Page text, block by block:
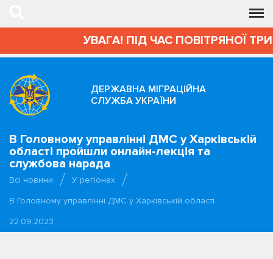
УВАГА! ПІД ЧАС ПОВІТРЯНОЇ
ДЕРЖАВНА МІГРАЦІЙНА
СЛУЖБА УКРАЇНИ
В Головному управлінні ДМС у Харківській
області пройшли онлайн-лекція та
службова нарада
Всі новини
У регіонах
В Головному управлінні ДМС у Харківській області…
22.09.2023